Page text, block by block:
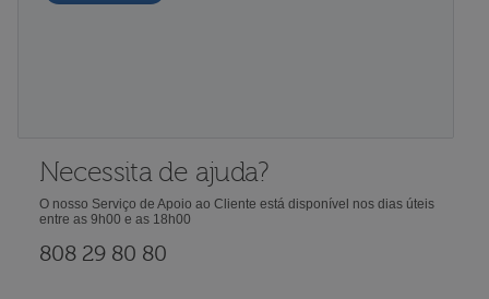
Necessita de ajuda?
O nosso Serviço de Apoio ao Cliente está disponível nos dias úteis
entre as 9h00 e as 18h00
808 29 80 80